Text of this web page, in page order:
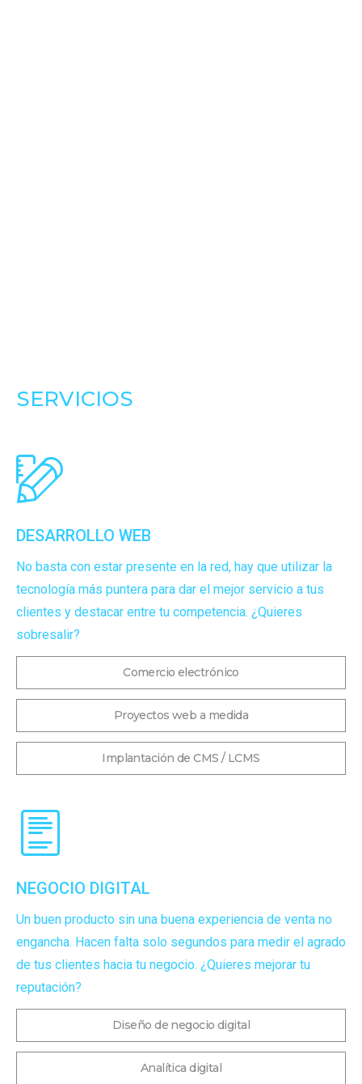
SERVICIOS
DESARROLLO WEB
No basta con estar presente en la red, hay que utilizar la
tecnología más puntera para dar el mejor servicio a tus
clientes y destacar entre tu competencia. ¿Quieres
sobresalir?
Comercio electrónico
Proyectos web a medida
Implantación de CMS / LCMS
NEGOCIO DIGITAL
Un buen producto sin una buena experiencia de venta no
engancha. Hacen falta solo segundos para medir el agrado
de tus clientes hacia tu negocio. ¿Quieres mejorar tu
reputación?
Diseño de negocio digital
Analítica digital